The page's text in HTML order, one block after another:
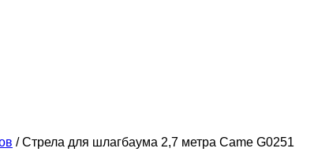
/ Стрела для шлагбаума 2,7 метра Came G0251